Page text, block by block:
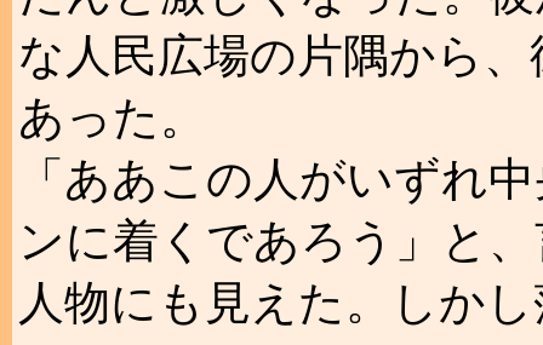
な人民広場の片隅から
あった。
「ああこの人がいずれ
ンに着くであろう」と
人物にも見えた。しか